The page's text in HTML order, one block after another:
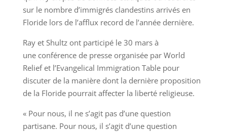
sur le nombre d’immigrés clandestins arrivés en
Floride lors de l’afflux record de l’année dernière.
Ray et Shultz ont participé le 30 mars à
une conférence de presse organisée par World
Relief et l’Evangelical Immigration Table pour
discuter de la manière dont la dernière proposition
de la Floride pourrait affecter la liberté religieuse.
« Pour nous, il ne s’agit pas d’une question
partisane. Pour nous, il s’agit d’une question